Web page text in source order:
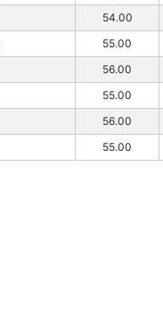
54.00
55.00
56.00
55.00
56.00
55.00